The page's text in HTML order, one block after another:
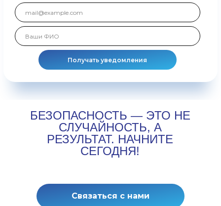
Получать уведомления
БЕЗОПАСНОСТЬ — ЭТО НЕ
СЛУЧАЙНОСТЬ, А
РЕЗУЛЬТАТ. НАЧНИТЕ
СЕГОДНЯ!
Связаться с нами